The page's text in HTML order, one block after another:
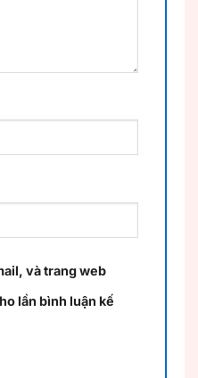
và trang web
lần bình luận kế